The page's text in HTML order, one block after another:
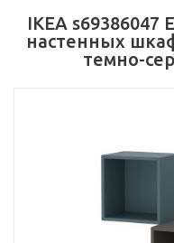
IKEA
настенных
темно-